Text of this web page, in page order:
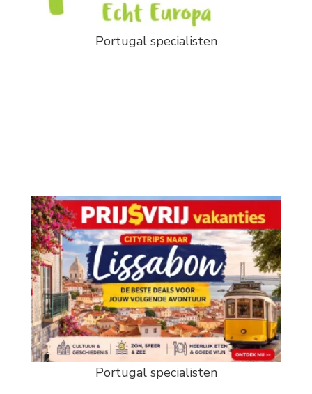
Portugal specialisten
Portugal specialisten